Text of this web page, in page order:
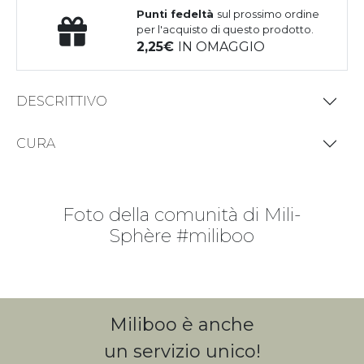
Punti fedeltà sul prossimo ordine
per l'acquisto di questo prodotto.
2,25 IN OMAGGIO
DESCRITTIVO
CURA
Foto della comunità di Mili-
Sphère #miliboo
Miliboo è anche
un servizio unico!